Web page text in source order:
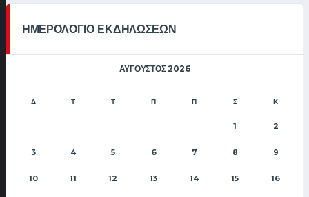
ΗΜΕΡΟΛΟΓΙΟ ΕΚΔΗΛΩΣΕΩΝ
ΑΎΓΟΥΣΤΟΣ 2026
Δ Τ Τ Π Π Σ Κ
1 2
3 4 5 6 7 8 9
10 11 12 13 14 15 16